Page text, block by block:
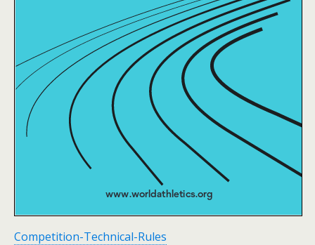
Competition-Technical-Rules